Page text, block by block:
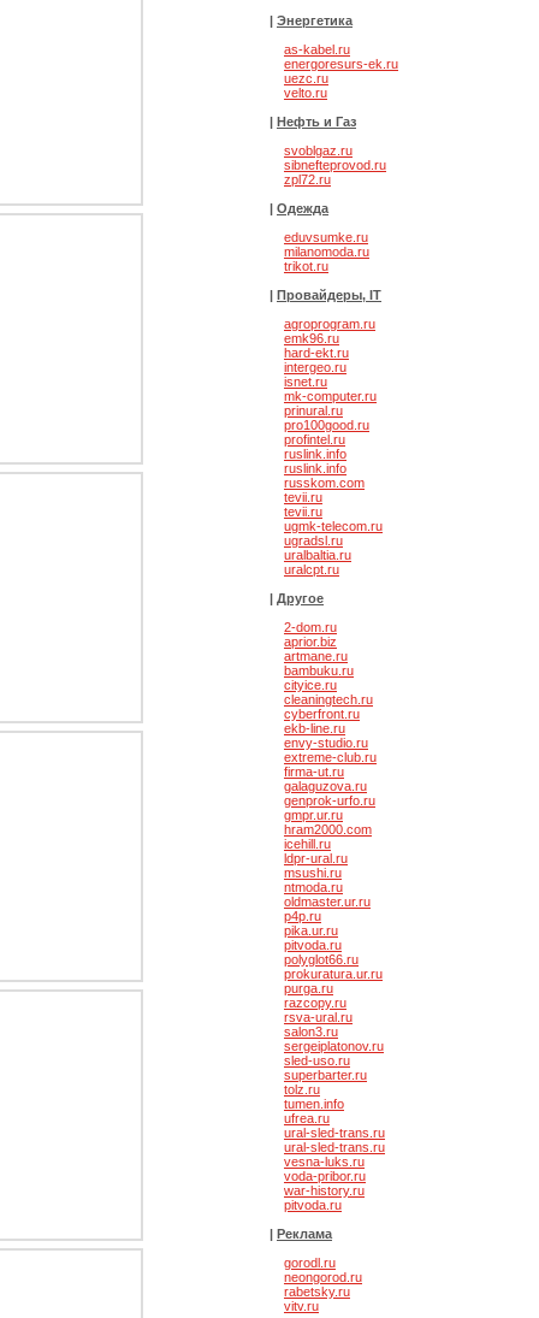
Ермак
по ИталииПромо
из Муранского
| Энергетика
as-kabel.ru
energoresurs-ek.ru
uezc.ru
velto.ru
| Нефть и Газ
svoblgaz.ru
sibnefteprovod.ru
zpl72.ru
| Одежда
eduvsumke.ru
milanomoda.ru
trikot.ru
| Провайдеры, IT
agroprogram.ru
emk96.ru
hard-ekt.ru
intergeo.ru
isnet.ru
mk-computer.ru
prinural.ru
pro100good.ru
profintel.ru
ruslink.info
ruslink.info
russkom.com
tevii.ru
tevii.ru
ugmk-telecom.ru
ugradsl.ru
uralbaltia.ru
uralcpt.ru
| Другое
2-dom.ru
aprior.biz
artmane.ru
bambuku.ru
cityice.ru
cleaningtech.ru
cyberfront.ru
ekb-line.ru
envy-studio.ru
extreme-club.ru
firma-ut.ru
galaguzova.ru
genprok-urfo.ru
gmpr.ur.ru
hram2000.com
icehill.ru
ldpr-ural.ru
msushi.ru
ntmoda.ru
oldmaster.ur.ru
p4p.ru
pika.ur.ru
pitvoda.ru
polyglot66.ru
prokuratura.ur.ru
purga.ru
razcopy.ru
rsva-ural.ru
salon3.ru
sergeiplatonov.ru
sled-uso.ru
superbarter.ru
tolz.ru
tumen.info
ufrea.ru
ural-sled-trans.ru
ural-sled-trans.ru
vesna-luks.ru
voda-pribor.ru
war-history.ru
pitvoda.ru
| Реклама
gorodl.ru
neongorod.ru
rabetsky.ru
vitv.ru